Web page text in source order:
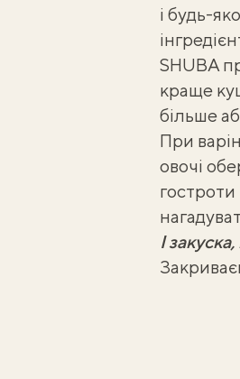
і будь-
SHUBA
краще
більше
При
овочі
І закуска,